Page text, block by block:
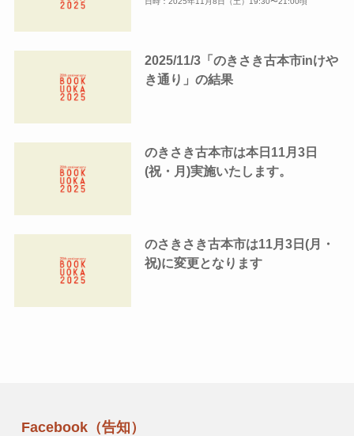
2025/11/3「のきさき古本市inけや
き通り」の結果
のきさき古本市は本日11月3日
(祝・月)実施いたします。
のさきさき古本市は11月3日(月・
祝)に変更となります
Facebook（告知）